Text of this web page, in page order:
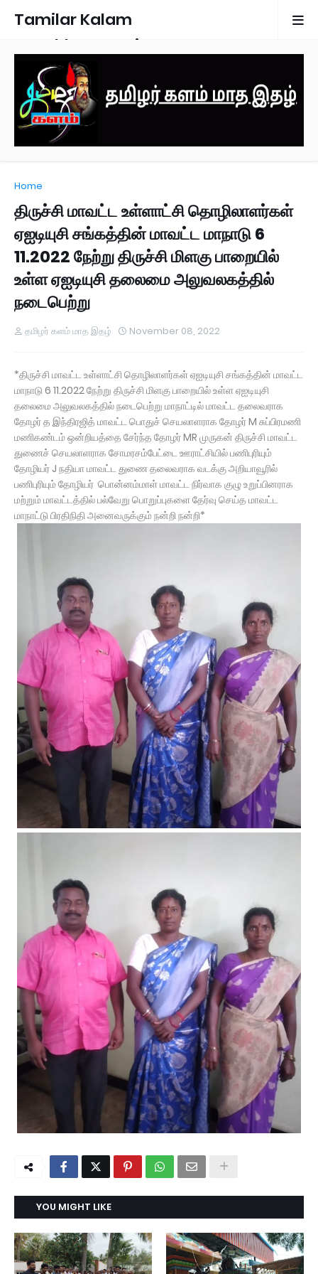
Tamilar Kalam
Monthly Magazine
Home
திருச்சி மாவட்ட உள்ளாட்சி தொழிலாளர்கள்
ஏஐடியுசி சங்கத்தின் மாவட்ட மாநாடு 6
11.2022 நேற்று திருச்சி மிளகு பாறையில்
உள்ள ஏஐடியுசி தலைமை அலுவலகத்தில்
நடைபெற்று
தமிழர் களம் மாத இதழ் November 08, 2022
*திருச்சி மாவட்ட உள்ளாட்சி தொழிலாளர்கள் ஏஐடியுசி சங்கத்தின் மாவட்ட
மாநாடு 6 11.2022 நேற்று திருச்சி மிளகு பாறையில் உள்ள ஏஐடியுசி
தலைமை அலுவலகத்தில் நடைபெற்று மாநாட்டில் மாவட்ட தலைவராக
தோழர் த இந்திரஜித் மாவட்ட பொதுச் செயலாளராக தோழர் M சுப்பிரமணி
மணிகண்டம் ஒன்றியத்தை சேர்ந்த தோழர் MR முருகன் திருச்சி மாவட்ட
துணைச் செயலாளராக சோமரசம்பேட்டை ஊராட்சியில் பணிபுரியும்
தோழியர் J நதியா மாவட்ட துணை தலைவராக வடக்கு அறியாவூரில்
பணிபுரியும் தோழியர் பொன்னம்மாள் மாவட்ட நிர்வாக குழு உறுப்பினராக
மற்றும் மாவட்டத்தில் பல்வேறு பொறுப்புகளை தேர்வு செய்த மாவட்ட
மாநாட்டு பிரதிநிதி அனைவருக்கும் நன்றி நன்றி*
YOU MIGHT LIKE